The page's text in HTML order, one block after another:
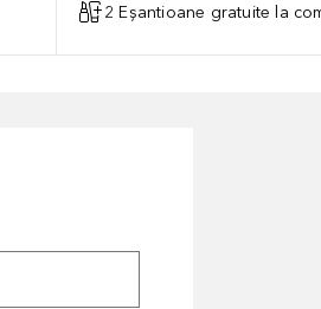
2 Eșantioane gratuite la